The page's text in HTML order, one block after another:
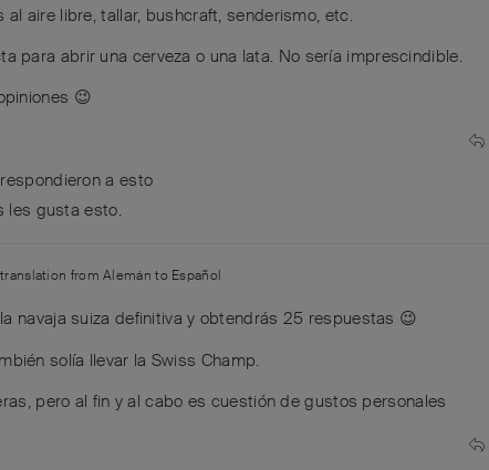
aire libre, tallar, bushcraft, senderismo, etc.
para abrir una cerveza o una lata. No sería imprescindible.
😉
respondieron a esto
les gusta esto.
fromAlemán to Español
navaja suiza definitiva y obtendrás 25 respuestas 😉
solía llevar la Swiss Champ.
pero al fin y al cabo es cuestión de gustos personales